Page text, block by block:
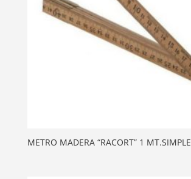
METRO MADERA “RACORT” 1 MT.SIMPLE